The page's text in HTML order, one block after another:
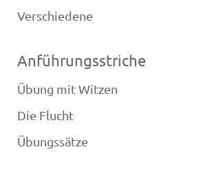
Verschiedene
Anführungsstriche
Übung mit Witzen
Die Flucht
Übungssätze